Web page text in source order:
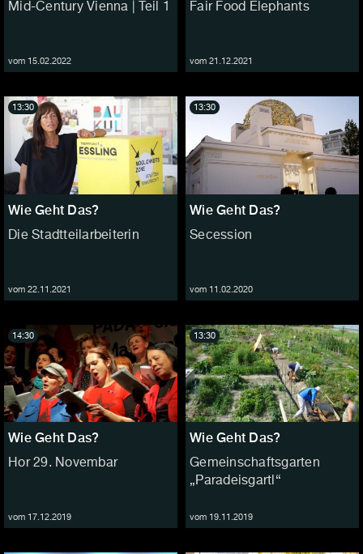
Mid-Century Vienna | Teil 1
vom 15.02.2022
Fair Food Elephants
vom 21.12.2021
Wie Geht Das?
Die Stadtteilarbeiterin
vom 22.11.2021
13:30
Wie Geht Das?
Secession
vom 11.02.2020
13:30
Wie Geht Das?
Hor 29. Novembar
vom 17.12.2019
14:30
Wie Geht Das?
Gemeinschaftsgarten
„Paradeisgartl“
vom 19.11.2019
13:30